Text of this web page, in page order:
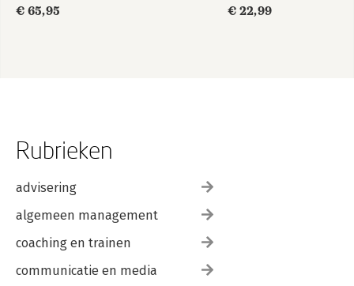
€ 65,95
€ 22,99
Rubrieken
advisering
algemeen management
coaching en trainen
communicatie en media